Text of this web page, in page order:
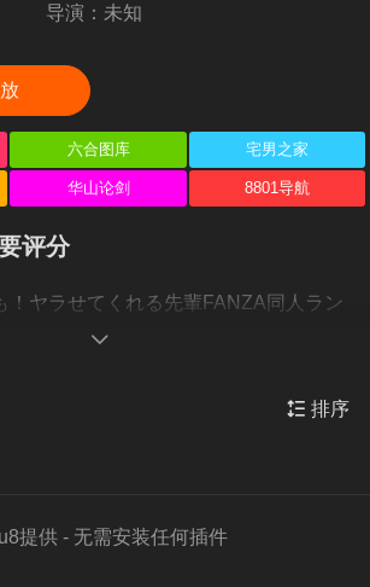
导演： 未知
六合图库 宅男之家
华山论剑 8801导航
评分
！ヤラせてくれる先輩FANZA同人ラン
1位月間1位シリーズ総販

 排序
提供 - 无需安装任何插件